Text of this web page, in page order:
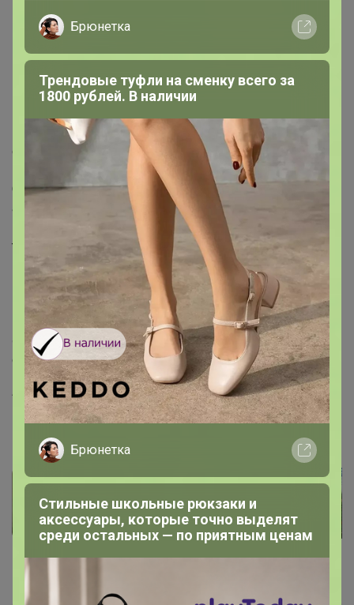
568р
Футболка оверсайз
свободная вареная
Описание
Кофта женская тельняшка оверсайз в полоску в
самых трендовых цветах этого сезона- идеальный
выбор современный женщины. Мягкая. Теплая.
Свободная. Вязаная кофта произведена из вискозы и
акрила премиум качества.
Базовый однотонный трикотажный лонгслив не
теряет своей актуальности уже несколько сезонов
подряд!
Материал: вискоза 50%; полиэстер 30%; нейлон 20%
✔️ При выборе размера ориентируйтесь на размерную
сетку в фото. Замеры даны по изделию
Артикул 43/18/45
Фотографии покупателей
Комментарии
Брюнетка
Трендовые туфли на сменку всего за
1800 рублей. В наличии
Брюнетка
Стильные школьные рюкзаки и
аксессуары, которые точно выделят
среди остальных — по приятным ценам